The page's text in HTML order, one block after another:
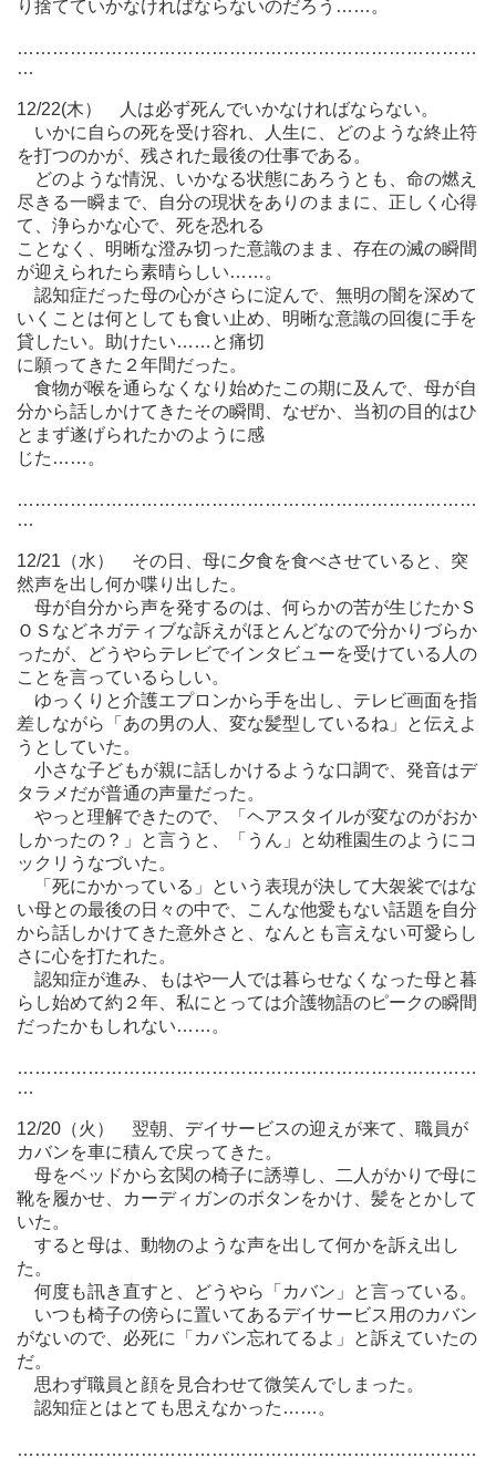
り捨てていかなければならないのだろう……。
……………………………………………………………………
…
12/22(木） 人は必ず死んでいかなければならない。
いかに自らの死を受け容れ、人生に、どのような終止符
を打つのかが、残された最後の仕事である。
どのような情況、いかなる状態にあろうとも、命の燃え
尽きる一瞬まで、自分の現状をありのままに、正しく心得
て、浄らかな心で、死を恐れる
ことなく、明晰な澄み切った意識のまま、存在の滅の瞬間
が迎えられたら素晴らしい……。
認知症だった母の心がさらに淀んで、無明の闇を深めて
いくことは何としても食い止め、明晰な意識の回復に手を
貸したい。助けたい……と痛切
に願ってきた２年間だった。
食物が喉を通らなくなり始めたこの期に及んで、母が自
分から話しかけてきたその瞬間、なぜか、当初の目的はひ
とまず遂げられたかのように感
じた……。
……………………………………………………………………
…
12/21（水） その日、母に夕食を食べさせていると、突
然声を出し何か喋り出した。
母が自分から声を発するのは、何らかの苦が生じたかＳ
ＯＳなどネガティブな訴えがほとんどなので分かりづらか
ったが、どうやらテレビでインタビューを受けている人の
ことを言っているらしい。
ゆっくりと介護エプロンから手を出し、テレビ画面を指
差しながら「あの男の人、変な髪型しているね」と伝えよ
うとしていた。
小さな子どもが親に話しかけるような口調で、発音はデ
タラメだが普通の声量だった。
やっと理解できたので、「ヘアスタイルが変なのがおか
しかったの？」と言うと、「うん」と幼稚園生のようにコ
ックリうなづいた。
「死にかかっている」という表現が決して大袈裟ではな
い母との最後の日々の中で、こんな他愛もない話題を自分
から話しかけてきた意外さと、なんとも言えない可愛らし
さに心を打たれた。
認知症が進み、もはや一人では暮らせなくなった母と暮
らし始めて約２年、私にとっては介護物語のピークの瞬間
だったかもしれない……。
……………………………………………………………………
…
12/20（火） 翌朝、デイサービスの迎えが来て、職員が
カバンを車に積んで戻ってきた。
母をベッドから玄関の椅子に誘導し、二人がかりで母に
靴を履かせ、カーディガンのボタンをかけ、髪をとかして
いた。
すると母は、動物のような声を出して何かを訴え出し
た。
何度も訊き直すと、どうやら「カバン」と言っている。
いつも椅子の傍らに置いてあるデイサービス用のカバン
がないので、必死に「カバン忘れてるよ」と訴えていたの
だ。
思わず職員と顔を見合わせて微笑んでしまった。
認知症とはとても思えなかった……。
……………………………………………………………………